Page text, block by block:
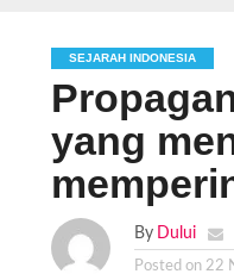
SEJARAH INDONESIA
yang
By Dului
Posted on 22